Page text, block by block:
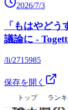
2026/7/3
「もはやど
議論に -
/li/2715985
保存を開く